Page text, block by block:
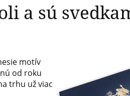
a sú
motív
od roku
trhu už viac